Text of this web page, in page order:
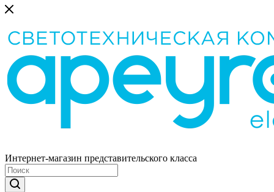
Интернет-магазин представительского класса